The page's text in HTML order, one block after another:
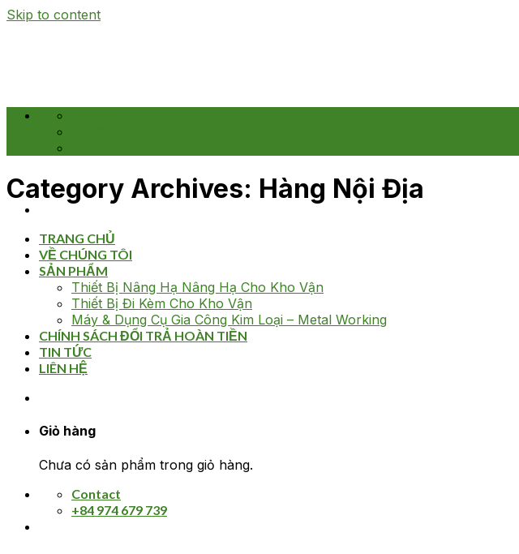
Skip to content
TRANG CHỦ
VỀ CHÚNG TÔI
SẢN PHẨM
Thiết Bị Nâng Hạ Nâng Hạ Cho Kho Vận
Thiết Bị Đi Kèm Cho Kho Vận
Máy & Dụng Cụ Gia Công Kim Loại – Metal Working
CHÍNH SÁCH ĐỔI TRẢ HOÀN TIỀN
TIN TỨC
LIÊN HỆ
Giỏ hàng
Chưa có sản phẩm trong giỏ hàng.
Contact
+84 974 679 739
Category Archives: Hàng Nội Địa